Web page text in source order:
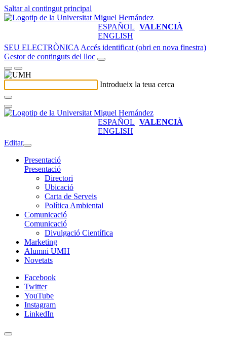
Saltar al contingut principal
ESPAÑOL VALENCIÀ
ENGLISH
SEU ELECTRÒNICA Accés identificat (obri en nova finestra)
Gestor de continguts del lloc
Introdueix la teua cerca
ESPAÑOL VALENCIÀ
ENGLISH
Editar
Presentació
Presentació
Directori
Ubicació
Carta de Serveis
Política Ambiental
Comunicació
Comunicació
Divulgació Científica
Marketing
Alumni UMH
Novetats
Facebook
Twitter
YouTube
Instagram
LinkedIn